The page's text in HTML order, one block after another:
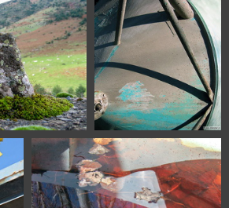
Spain
Spain 0258